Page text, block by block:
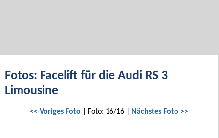
Fotos: Facelift für die Audi RS 3
Limousine
<< Voriges Foto | Foto: 16/16 | Nächstes Foto >>